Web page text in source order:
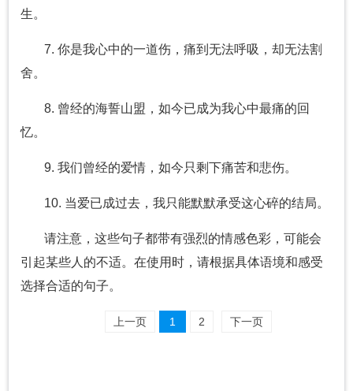
生。
7. 你是我心中的一道伤，痛到无法呼吸，却无法割
舍。
8. 曾经的海誓山盟，如今已成为我心中最痛的回
忆。
9. 我们曾经的爱情，如今只剩下痛苦和悲伤。
10. 当爱已成过去，我只能默默承受这心碎的结局。
请注意，这些句子都带有强烈的情感色彩，可能会
引起某些人的不适。在使用时，请根据具体语境和感受
选择合适的句子。
上一页 1 2 下一页